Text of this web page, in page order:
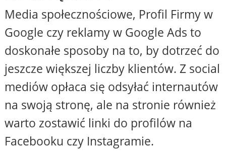
Media społecznościowe, Profil Firmy w
Google czy reklamy w Google Ads to
doskonałe sposoby na to, by dotrzeć do
jeszcze większej liczby klientów. Z social
mediów opłaca się odsyłać internautów
na swoją stronę, ale na stronie również
warto zostawić linki do profilów na
Facebooku czy Instagramie.